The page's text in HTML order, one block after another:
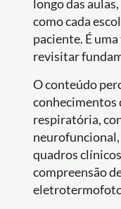
longo das
como cada
paciente. É
revisitar
O conteúdo
conhecimentos
respiratória,
quadros
compreensão